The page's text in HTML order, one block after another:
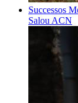
Successos
Salou ACN